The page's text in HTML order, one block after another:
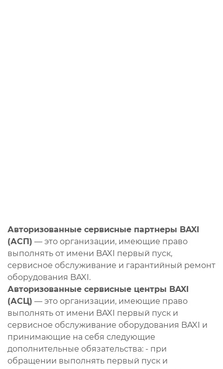
Авторизованные сервисные партнеры BAXI
(АСП) — это организации, имеющие право
выполнять от имени BAXI первый пуск,
сервисное обслуживание и гарантийный ремонт
оборудования BAXI.
Авторизованные сервисные центры BAXI
(АСЦ) — это организации, имеющие право
выполнять от имени BAXI первый пуск и
сервисное обслуживание оборудования BAXI и
принимающие на себя следующие
дополнительные обязательства: - при
обращении выполнять первый пуск и